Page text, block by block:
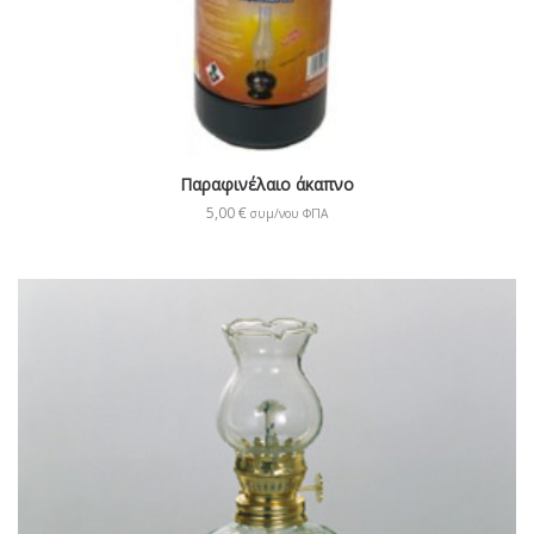
Παραφινέλαιο άκαπνο
5,00€ συμ/νου ΦΠΑ